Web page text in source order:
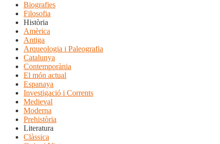
Biografies
Filosofia
Història
Amèrica
Antiga
Arqueologia i Paleografia
Catalunya
Contemporània
El món actual
Espanaya
Investigació i Corrents
Medieval
Moderna
Prehistòria
Literatura
Clàssica